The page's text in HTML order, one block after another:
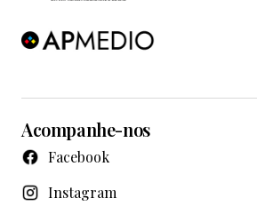
Acompanhe-nos
Facebook
Instagram